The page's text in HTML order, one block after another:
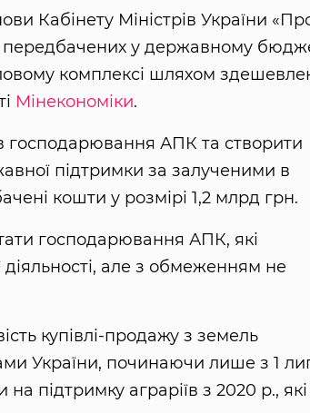
Кабінету Міністрів України
передбачених у державному
комплексі шляхом
Мінекономіки.
господарювання АПК та створити
підтримки за залученими в
кошти у розмірі 1,2 млрд грн.
господарювання АПК, які
але з обмеженням не
купівлі-продажу з земель
України, починаючи лише з 1
підтримку аграріїв з 2020 р., які